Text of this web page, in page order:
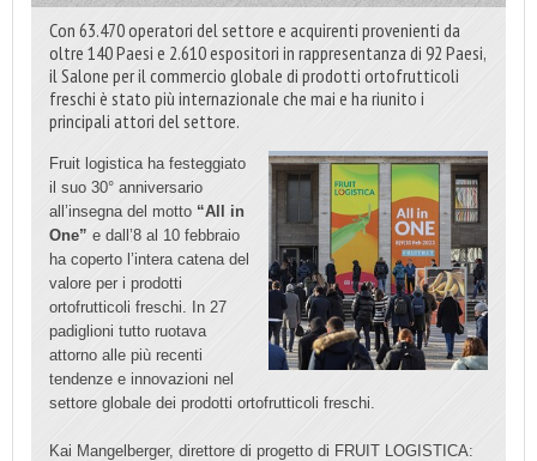
Con 63.470 operatori del settore e acquirenti provenienti da
oltre 140 Paesi e 2.610 espositori in rappresentanza di 92 Paesi,
il Salone per il commercio globale di prodotti ortofrutticoli
freschi è stato più internazionale che mai e ha riunito i
principali attori del settore.
Fruit logistica ha festeggiato
il suo 30° anniversario
all’insegna del motto “All in
One” e dall’8 al 10 febbraio
ha coperto l’intera catena del
valore per i prodotti
ortofrutticoli freschi. In 27
padiglioni tutto ruotava
attorno alle più recenti
tendenze e innovazioni nel
settore globale dei prodotti ortofrutticoli freschi.
Kai Mangelberger, direttore di progetto di FRUIT LOGISTICA: